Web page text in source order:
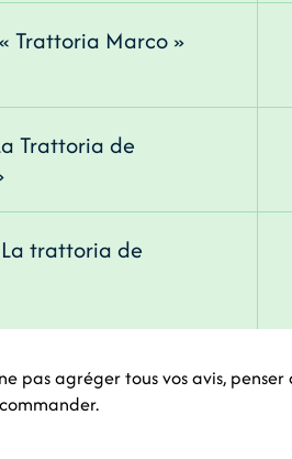
Trattoria Marco »
Trattoria de
trattoria de
pas agréger tous vos avis,